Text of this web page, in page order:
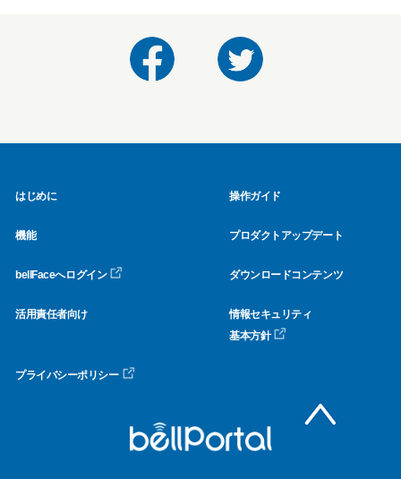
はじめに 操作ガイド
機能 プロダクトアップデート
bellFaceへログイン ダウンロードコンテンツ
活用責任者向け
情報セキュリティ
基本方針
プライバシーポリシー